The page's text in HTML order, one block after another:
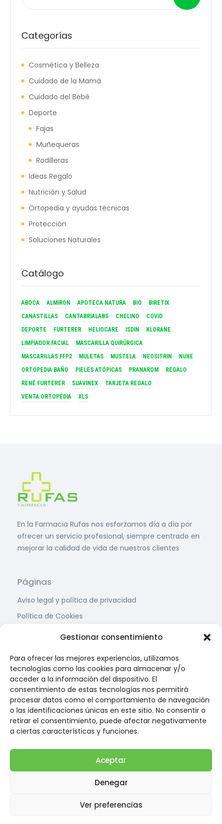
Gestionar consentimiento
Para ofrecer las mejores experiencias, utilizamos
tecnologías como las cookies para almacenar y/o
acceder a la información del dispositivo. El
consentimiento de estas tecnologías nos permitirá
procesar datos como el comportamiento de navegación
o las identificaciones únicas en este sitio. No consentir o
retirar el consentimiento, puede afectar negativamente
a ciertas características y funciones.
Aceptar
Denegar
Ver preferencias
Categorías
Cosmética y Belleza
Cuidado de la Mamá
Cuidado del Bebé
Deporte
Fajas
Muñequeras
Rodilleras
Ideas Regalo
Nutrición y Salud
Ortopedia y ayudas técnicas
Protección
Soluciones Naturales
Catálogo
ABOCA ALMIRON APOTECA NATURA BIO
BIRETIX
CANASTILLAS
CANTABRIALABS CHELINO
COVID
DEPORTE
FURTERER HELIOCARE ISDIN
KLORANE
LIMPIADOR FACIAL
MASCARILLA QUIRÚRGICA
MASCARILLAS FFP2
MULETAS MUSTELA NEOSITRIN
NUXE
ORTOPEDIA BAÑO
PIELES ATÓPICAS PRANAROM
REGALO
RENÉ FURTERER
SUAVINEX
TARJETA REGALO
VENTA ORTOPÉDIA
XLS
En la Farmacia Rufas nos esforzamos día a día por
ofrecer un servicio profesional, siempre centrado en
mejorar la calidad de vida de nuestros clientes
Páginas
Aviso legal y política de privacidad
Política de Cookies
Condiciones de contratación
Contacto
Calle Teruel, Nº 8,
22005 Huesca
(34) 974 22 67 88
(34) 674 34 12 58
info@farmaciarufas.com
Suscríbete y recibe las últimas noticias y ofertas en